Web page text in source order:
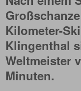
Kilometer-
Klingenthal
Weltmeister
Minuten.